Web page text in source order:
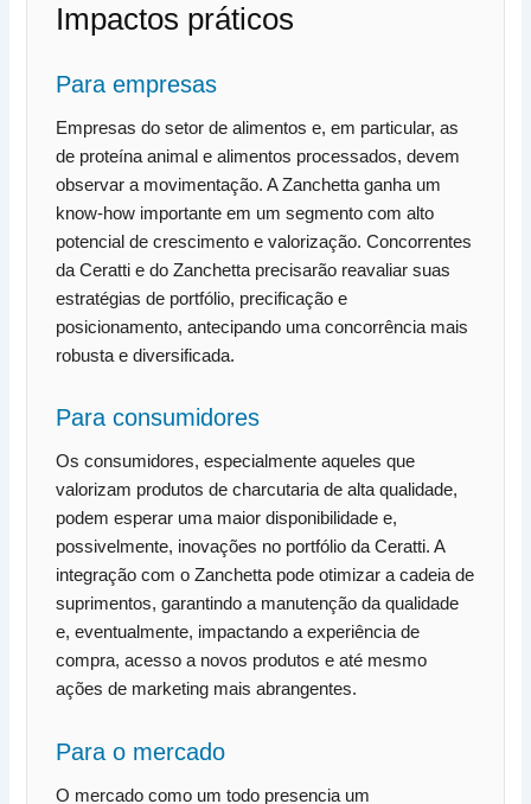
Impactos práticos
Para empresas
Empresas do setor de alimentos e, em particular, as
de proteína animal e alimentos processados, devem
observar a movimentação. A Zanchetta ganha um
know-how importante em um segmento com alto
potencial de crescimento e valorização. Concorrentes
da Ceratti e do Zanchetta precisarão reavaliar suas
estratégias de portfólio, precificação e
posicionamento, antecipando uma concorrência mais
robusta e diversificada.
Para consumidores
Os consumidores, especialmente aqueles que
valorizam produtos de charcutaria de alta qualidade,
podem esperar uma maior disponibilidade e,
possivelmente, inovações no portfólio da Ceratti. A
integração com o Zanchetta pode otimizar a cadeia de
suprimentos, garantindo a manutenção da qualidade
e, eventualmente, impactando a experiência de
compra, acesso a novos produtos e até mesmo
ações de marketing mais abrangentes.
Para o mercado
O mercado como um todo presencia um